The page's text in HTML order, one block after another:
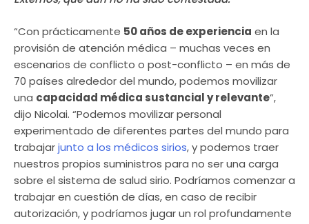
“Con prácticamente 50 años de experiencia en la
provisión de atención médica – muchas veces en
escenarios de conflicto o post-conflicto – en más de
70 países alrededor del mundo, podemos movilizar
una capacidad médica sustancial y relevante”,
dijo Nicolai. “Podemos movilizar personal
experimentado de diferentes partes del mundo para
trabajarjunto a los médicos sirios, y podemos traer
nuestros propios suministros para no ser una carga
sobre el sistema de salud sirio. Podríamos comenzar a
trabajar en cuestión de días, en caso de recibir
autorización, y podríamos jugar un rol profundamente